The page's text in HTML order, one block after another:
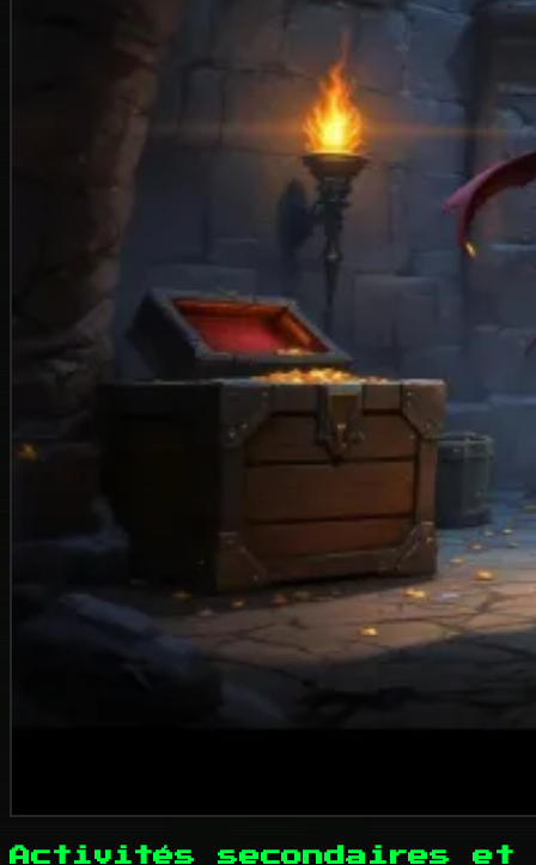
Activités secondaires et